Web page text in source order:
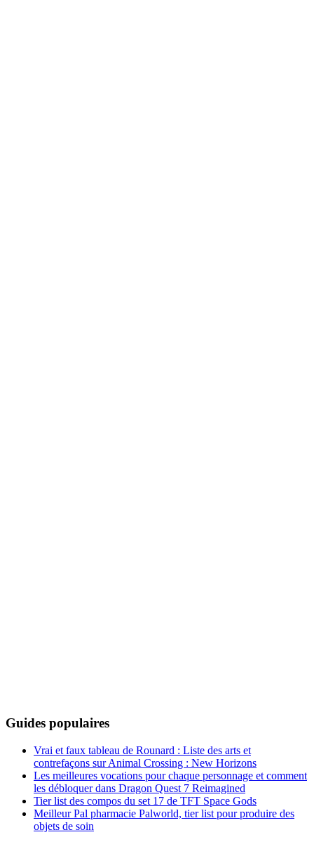
Guides populaires
Vrai et faux tableau de Rounard : Liste des arts et
contrefaçons sur Animal Crossing : New Horizons
Les meilleures vocations pour chaque personnage et comment
les débloquer dans Dragon Quest 7 Reimagined
Tier list des compos du set 17 de TFT Space Gods
Meilleur Pal pharmacie Palworld, tier list pour produire des
objets de soin